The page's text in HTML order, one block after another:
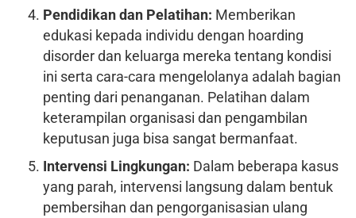
Pendidikan dan Pelatihan: Memberikan
edukasi kepada individu dengan hoarding
disorder dan keluarga mereka tentang kondisi
ini serta cara-cara mengelolanya adalah bagian
penting dari penanganan. Pelatihan dalam
keterampilan organisasi dan pengambilan
keputusan juga bisa sangat bermanfaat.
Intervensi Lingkungan: Dalam beberapa kasus
yang parah, intervensi langsung dalam bentuk
pembersihan dan pengorganisasian ulang